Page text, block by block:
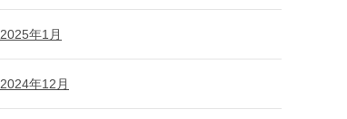
2025年1月
2024年12月